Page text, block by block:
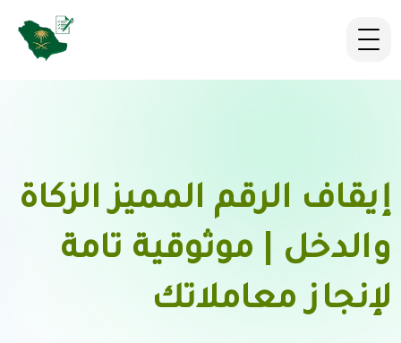
إيقاف الرقم المميز الزكاة
والدخل | موثوقية تامة
لإنجاز معاملاتك